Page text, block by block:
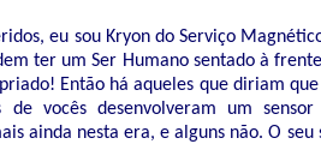
eu sou Kryon do Serviço
ter um Ser Humano sentado à
Então há aqueles que diriam
de vocês desenvolveram um
ainda nesta era, e alguns não. O